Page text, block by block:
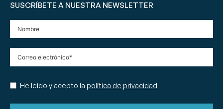
SUSCRÍBETE A NUESTRA NEWSLETTER
He leído y acepto la política de privacidad